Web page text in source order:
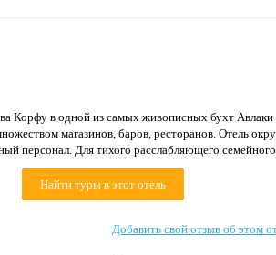
Корфу в одной из самых живописных бухт
магазинов, баров, ресторанов. Отель
персонал. Для тихого расслабляющего
Найти туры в этот отель
Добавить свой отзыв об этом